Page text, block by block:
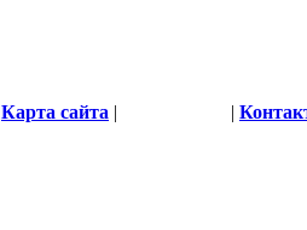
Карта сайта | |